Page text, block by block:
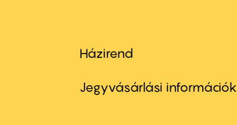
Footer
menu
Házirend
Jegyvásárlási információk